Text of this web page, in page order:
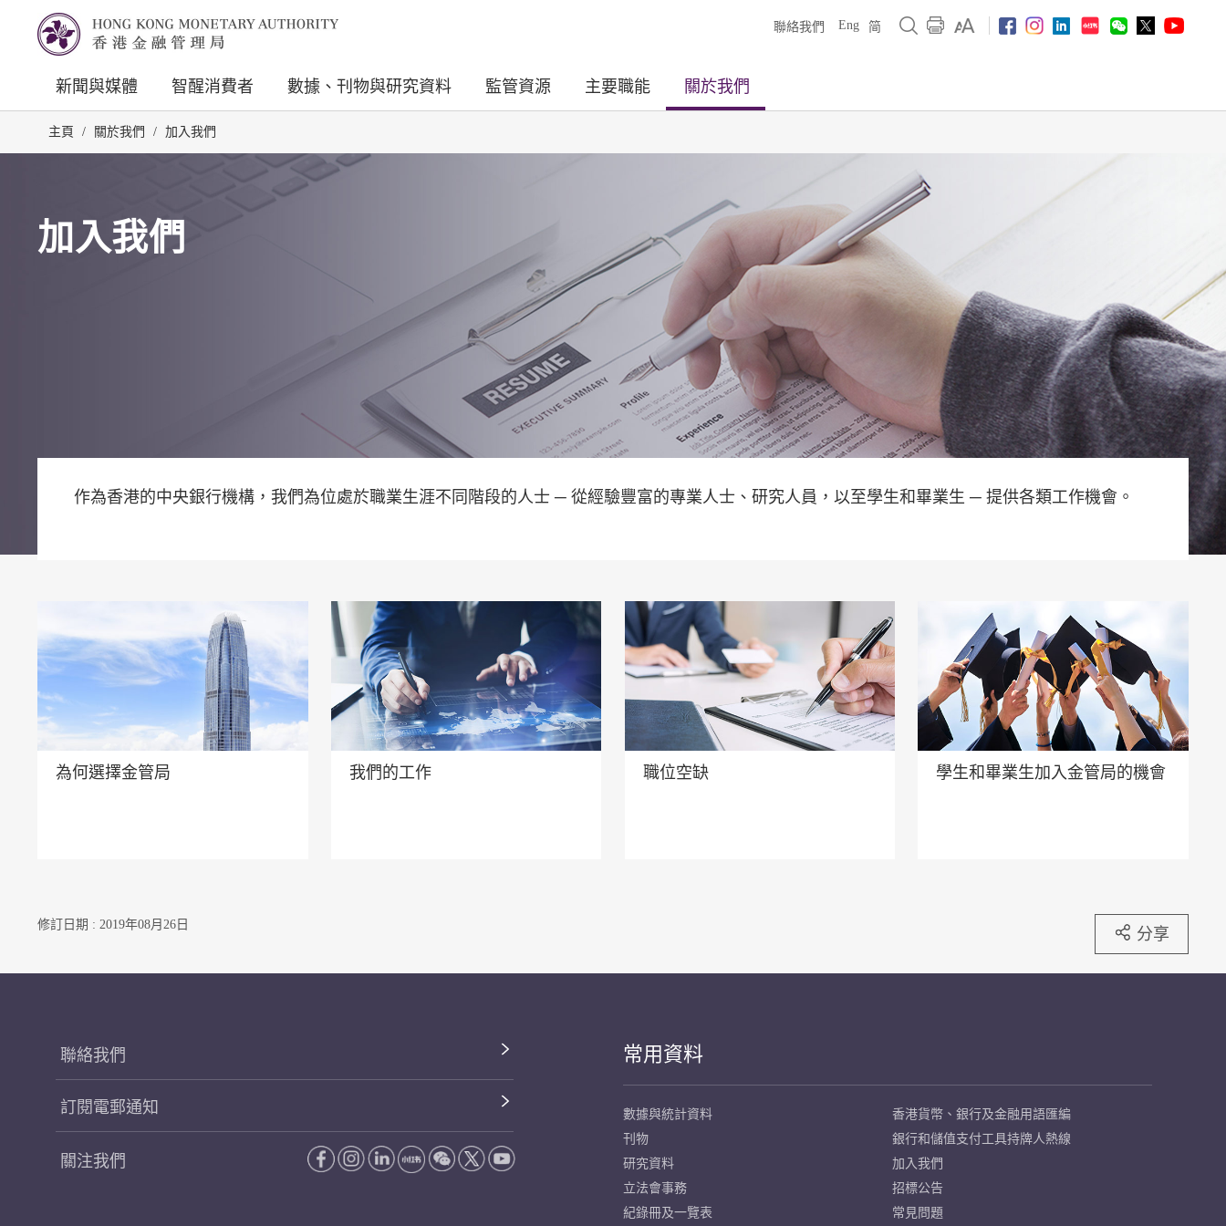
聯絡我們 Eng 简
新聞與媒體 智醒消費者 數據、刊物與研究資料 監管資源 主要職能 關於我們
主頁 / 關於我們 / 加入我們
加入我們
作為香港的中央銀行機構，我們為位處於職業生涯不同階段的人士 ─ 從經驗豐富的專業人士、研究人員，以至學生和畢業生 ─ 提供各類工作機會。
為何選擇金管局 我們的工作 職位空缺 學生和畢業生加入金管局的機會
修訂日期 : 2019年08月26日 分享
聯絡我們
訂閱電郵通知
關注我們
常用資料
數據與統計資料
刊物
研究資料
立法會事務
紀錄冊及一覽表
香港貨幣、銀行及金融用語匯編
銀行和儲值支付工具持牌人熱線
加入我們
招標公告
常見問題